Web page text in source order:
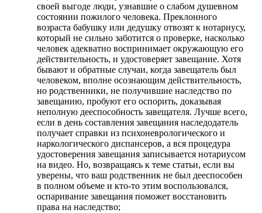
своей выгоде люди, узнавшие о слабом душевном
состоянии пожилого человека. Преклонного
возраста бабушку или дедушку отвозят к нотариусу,
который не сильно заботится о проверке, насколько
человек адекватно воспринимает окружающую его
действительность, и удостоверяет завещание. Хотя
бывают и обратные случаи, когда завещатель был
человеком, вполне осознающим действительность,
но родственники, не получившие наследство по
завещанию, пробуют его оспорить, доказывая
неполную дееспособность завещателя. Лучше всего,
если в день составления завещания наследодатель
получает справки из психоневрологического и
наркологического диспансеров, а вся процедура
удостоверения завещания записывается нотариусом
на видео. Но, возвращаясь к теме статьи, если вы
уверены, что ваш родственник не был дееспособен
в полном объеме и кто-то этим воспользовался,
оспаривание завещания поможет восстановить
права на наследство;